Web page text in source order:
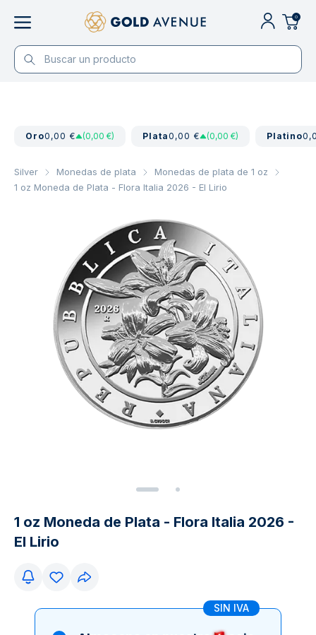
0
Oro0,00 € (0,00 €) Plata0,00 € (0,00 €) Platino
Silver Monedas de plata
Monedas de plata de 1 oz
1 oz Moneda de Plata - Flora Italia 2026 - El Lirio
1 oz Moneda de Plata - Flora Italia 2026 -
El Lirio
SIN IVA